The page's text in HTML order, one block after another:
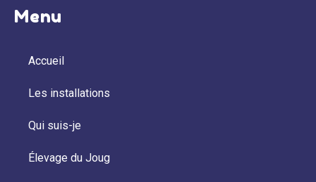
Menu
Accueil
Les installations
Qui suis-je
Élevage du Joug